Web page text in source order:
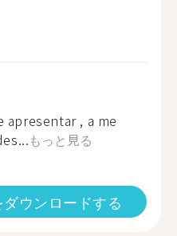
apresentar , a me
もっと見る
ウンロードする